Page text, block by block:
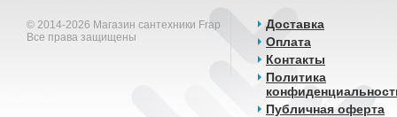
© 2014-2026 Магазин сантехники Frap
Все права защищены
Доставка
Оплата
Контакты
Политика
Публичная оферта